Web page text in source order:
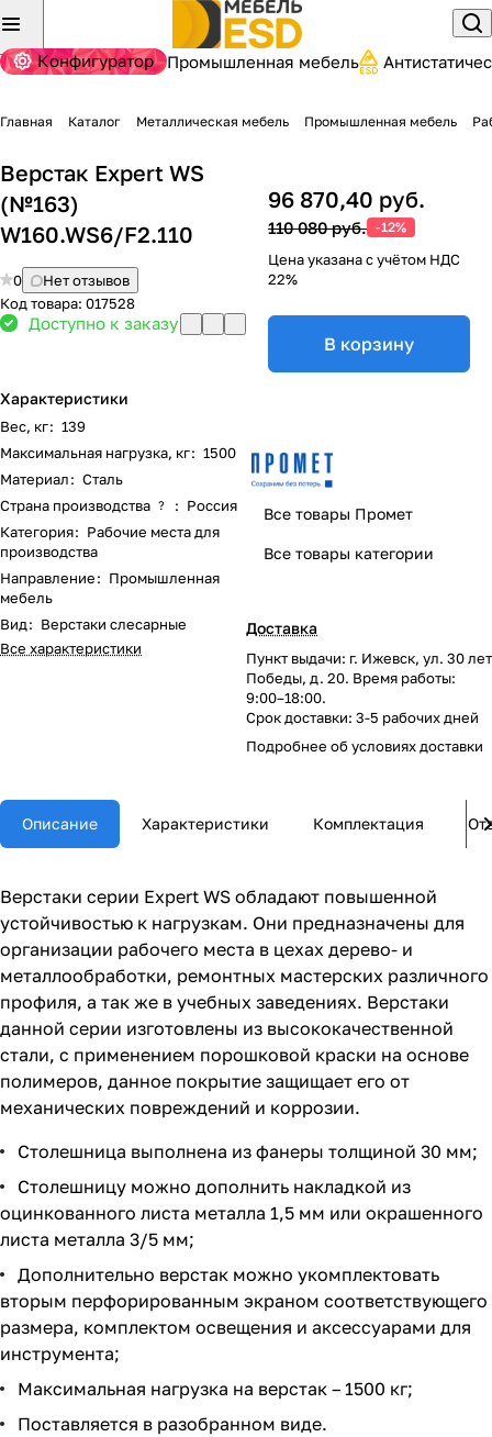
Конфигуратор Промышленная мебель
Главная Каталог Металлическая мебель Промышленная мебель
Верстак Expert WS
(№163)
W160.WS6/F2.110
0
Нет отзывов
Код товара: 017528
Доступно к заказу
Характеристики
Вес, кг: 139
Максимальная нагрузка, кг: 1500
Материал: Сталь
Страна производства ? : Россия
Категория: Рабочие места для
производства
Направление: Промышленная
мебель
Вид: Верстаки слесарные
Все характеристики
96 870,40 руб.
110 080 руб. -12%
Цена указана с учётом НДС
22%
В корзину
Все товары Промет
Все товары категории
Доставка
Пункт выдачи: г. Ижевск, ул. 30 лет
Победы, д. 20. Время работы:
9:00–18:00.
Срок доставки: 3-5 рабочих дней
Подробнее обусловиях доставки
Описание Характеристики Комплектация
Верстаки серии Expert WS обладают повышенной
устойчивостью к нагрузкам. Они предназначены для
организации рабочего места в цехах дерево- и
металлообработки, ремонтных мастерских различного
профиля, а так же в учебных заведениях. Верстаки
данной серии изготовлены из высококачественной
стали, с применением порошковой краски на основе
полимеров, данное покрытие защищает его от
механических повреждений и коррозии.
Столешница выполнена из фанеры толщиной 30 мм;
Столешницу можно дополнить накладкой из
оцинкованного листа металла 1,5 мм или окрашенного
листа металла 3/5 мм;
Дополнительно верстак можно укомплектовать
вторым перфорированным экраном соответствующего
размера, комплектом освещения и аксессуарами для
инструмента;
Максимальная нагрузка на верстак – 1500 кг;
Поставляется в разобранном виде.